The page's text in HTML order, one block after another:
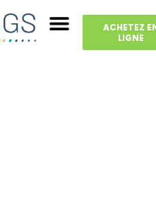
ACHETEZ
LIGNE